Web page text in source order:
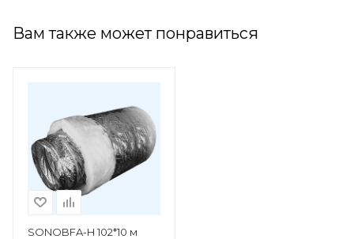
Вам также может понравиться
SONOBFA-H 102*10 м